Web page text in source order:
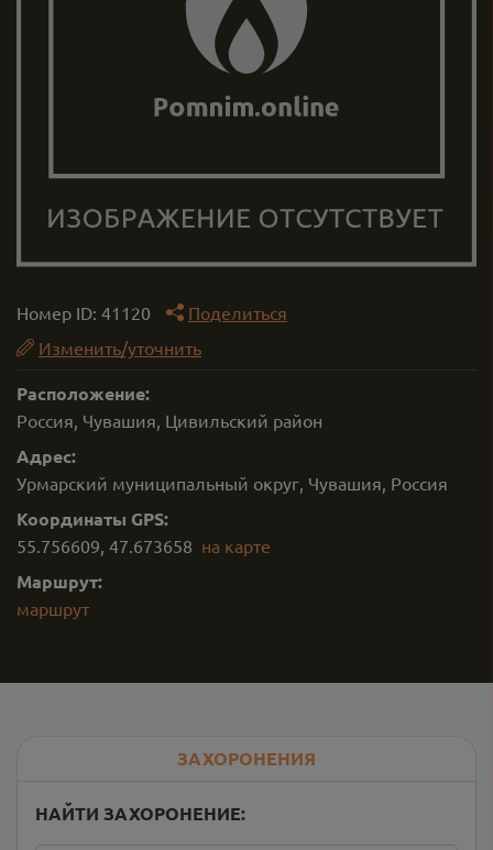
Номер ID: 41120
Поделиться
Изменить/уточнить
Расположение:
Россия, Чувашия, Цивильский район
Адрес:
Урмарский муниципальный округ, Чувашия, Россия
Координаты GPS:
55.756609, 47.673658 на карте
Маршрут:
маршрут
ЗАХОРОНЕНИЯ
НАЙТИ ЗАХОРОНЕНИЕ: